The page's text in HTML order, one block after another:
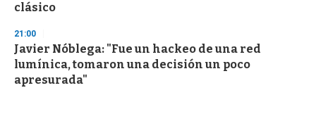
clásico
21:00
Javier Nóblega: "Fue un hackeo de una red
lumínica, tomaron una decisión un poco
apresurada"